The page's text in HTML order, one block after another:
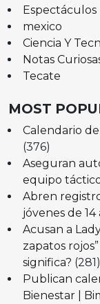
Espectáculos
mexico
Ciencia Y
Notas
Tecate
MOST
Calendario
(376)
Aseguran
equipo
Abren
jóvenes de 14
Acusan a
zapatos
significa? (281)
Publican
Bienestar |